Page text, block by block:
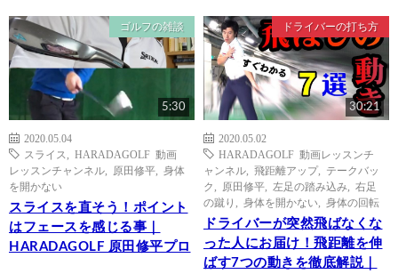
ゴルフの雑談
5:30
2020.05.04
スライス
HARADAGOLF 動画
レッスンチャンネル
原田修平
身体
を開かない
スライスを直そう！ポイント
はフェースを感じる事｜
HARADAGOLF 原田修平プロ
ドライバーの打ち方
30:21
2020.05.02
HARADAGOLF 動画レッスンチ
ャンネル
飛距離アップ, テークバッ
ク
原田修平 左足の踏み込み
右足
の蹴り
身体を開かない 身体の回転
ドライバーが突然飛ばなくな
った人にお届け！飛距離を伸
ばす7つの動きを徹底解説｜